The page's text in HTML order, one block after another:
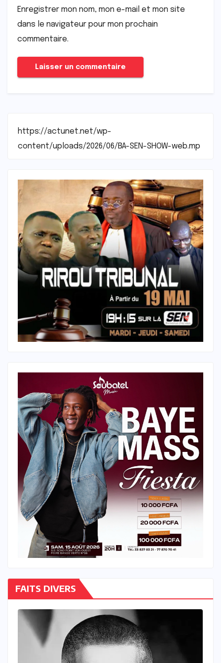
Enregistrer mon nom, mon e-mail et mon site
dans le navigateur pour mon prochain
commentaire.
https://actunet.net/wp-
content/uploads/2026/06/BA-SEN-SHOW-web.mp
FAITS DIVERS